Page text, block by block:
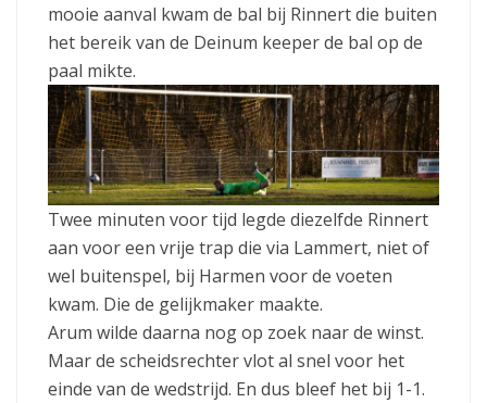
mooie aanval kwam de bal bij Rinnert die buiten
het bereik van de Deinum keeper de bal op de
paal mikte.
Twee minuten voor tijd legde diezelfde Rinnert
aan voor een vrije trap die via Lammert, niet of
wel buitenspel, bij Harmen voor de voeten
kwam. Die de gelijkmaker maakte.
Arum wilde daarna nog op zoek naar de winst.
Maar de scheidsrechter vlot al snel voor het
einde van de wedstrijd. En dus bleef het bij 1-1.